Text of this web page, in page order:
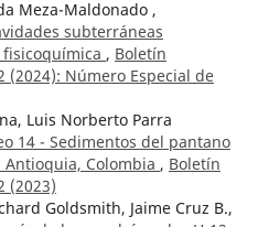
Meza-Maldonado ,
subterráneas
, Boletín
(2024): Número Especial de
Luis Norberto Parra
14 - Sedimentos del pantano
Antioquia, Colombia , Boletín
(2023)
Goldsmith, Jaime Cruz B.,